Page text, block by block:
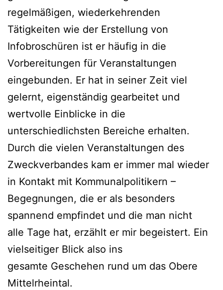
regelmäßigen, wiederkehrenden
Tätigkeiten wie der Erstellung von
Infobroschüren ist er häufig in die
Vorbereitungen für Veranstaltungen
eingebunden. Er hat in seiner Zeit viel
gelernt, eigenständig gearbeitet und
wertvolle Einblicke in die
unterschiedlichsten Bereiche erhalten.
Durch die vielen Veranstaltungen des
Zweckverbandes kam er immer mal wieder
in Kontakt mit Kommunalpolitikern –
Begegnungen, die er als besonders
spannend empfindet und die man nicht
alle Tage hat, erzählt er mir begeistert. Ein
vielseitiger Blick also ins
gesamte Geschehen rund um das Obere
Mittelrheintal.